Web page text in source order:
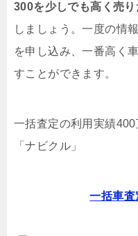
300を少しでも高く売
しましょう。一度の情
を申し込み、一番高く
すことができます。
一括査定の利用実績400
「ナビクル」
一括車